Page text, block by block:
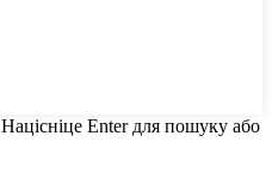
Націсніце Enter для пошуку або